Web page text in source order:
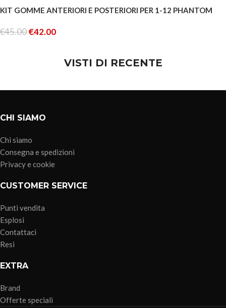
KIT GOMME ANTERIORI E POSTERIORI PER 1-12 PHANTOM
€45.00€42.00
VISTI DI RECENTE
CHI SIAMO
Chi siamo
Consegna e spedizioni
Privacy e cookie
CUSTOMER SERVICE
Punti vendita
Esplosi
Contattaci
Resi
EXTRA
Brand
Offerte speciali